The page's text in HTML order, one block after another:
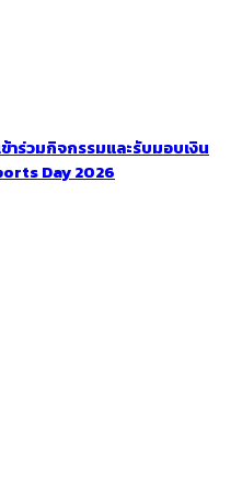
ข้าร่วมกิจกรรมและรับมอบเงิน
Day 2026